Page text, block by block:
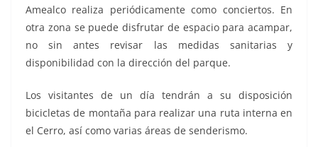
Amealco realiza periódicamente como conciertos. En
otra zona se puede disfrutar de espacio para acampar,
no sin antes revisar las medidas sanitarias y
disponibilidad con la dirección del parque.
Los visitantes de un día tendrán a su disposición
bicicletas de montaña para realizar una ruta interna en
el Cerro, así como varias áreas de senderismo.